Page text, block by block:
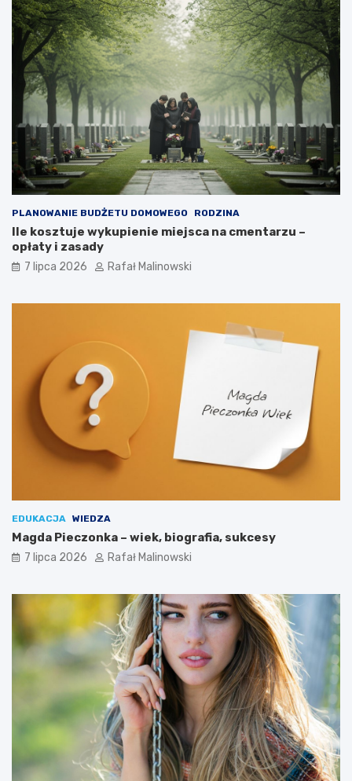
PLANOWANIE BUDŻETU DOMOWEGO RODZINA
Ile kosztuje wykupienie miejsca na cmentarzu –
opłaty i zasady
7 lipca 2026 Rafał Malinowski
EDUKACJA WIEDZA
Magda Pieczonka – wiek, biografia, sukcesy
7 lipca 2026 Rafał Malinowski